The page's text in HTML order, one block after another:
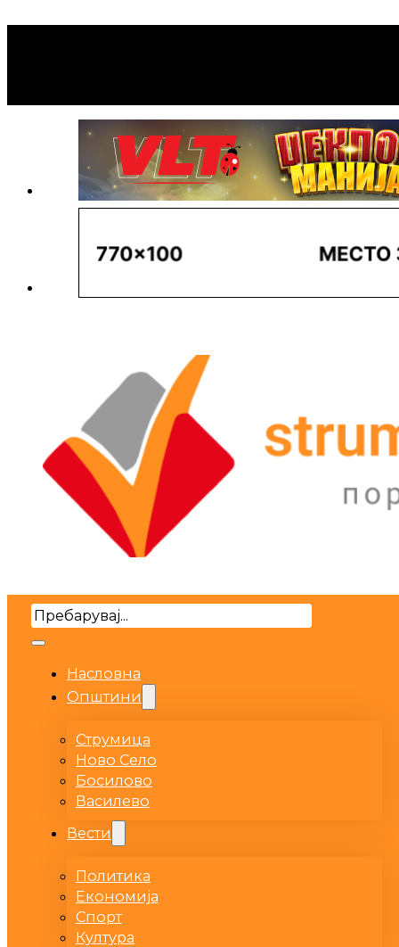
Search
Насловна
Општини
Струмица
Ново Село
Босилово
Василево
Вести
Политика
Економија
Спорт
Култура